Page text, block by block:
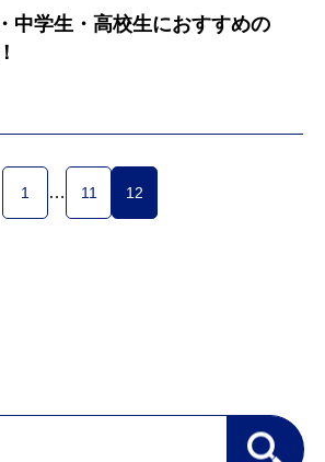
中学生・高校生におすすめの
1 … 11 12